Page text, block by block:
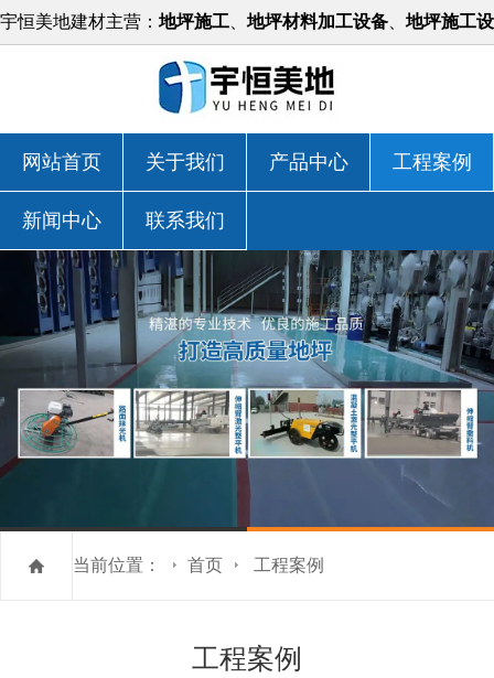
宇恒美地建材主营： 地坪施工 地坪材料加工设备 地坪施工设
备等，价格实惠！
网站首页 关于我们 产品中心 工程案例
新闻中心 联系我们
当前位置： 首页 工程案例
工程案例